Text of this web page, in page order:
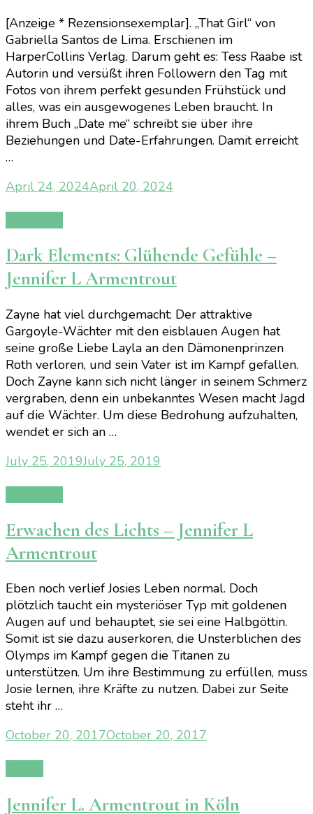
[Anzeige * Rezensionsexemplar]. „That Girl“ von
Gabriella Santos de Lima. Erschienen im
HarperCollins Verlag. Darum geht es: Tess Raabe ist
Autorin und versüßt ihren Followern den Tag mit
Fotos von ihrem perfekt gesunden Frühstück und
alles, was ein ausgewogenes Leben braucht. In
ihrem Buch „Date me“ schreibt sie über ihre
Beziehungen und Date-Erfahrungen. Damit erreicht
…
April 24, 2024April 20, 2024
Dark Elements: Glühende Gefühle –
Jennifer L Armentrout
Zayne hat viel durchgemacht: Der attraktive
Gargoyle-Wächter mit den eisblauen Augen hat
seine große Liebe Layla an den Dämonenprinzen
Roth verloren, und sein Vater ist im Kampf gefallen.
Doch Zayne kann sich nicht länger in seinem Schmerz
vergraben, denn ein unbekanntes Wesen macht Jagd
auf die Wächter. Um diese Bedrohung aufzuhalten,
wendet er sich an …
July 25, 2019July 25, 2019
Erwachen des Lichts – Jennifer L
Armentrout
Eben noch verlief Josies Leben normal. Doch
plötzlich taucht ein mysteriöser Typ mit goldenen
Augen auf und behauptet, sie sei eine Halbgöttin.
Somit ist sie dazu auserkoren, die Unsterblichen des
Olymps im Kampf gegen die Titanen zu
unterstützen. Um ihre Bestimmung zu erfüllen, muss
Josie lernen, ihre Kräfte zu nutzen. Dabei zur Seite
steht ihr …
October 20, 2017October 20, 2017
Jennifer L. Armentrout in Köln